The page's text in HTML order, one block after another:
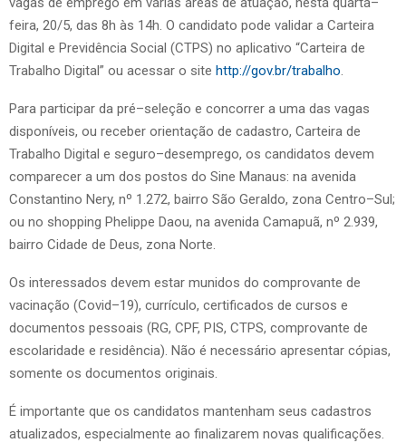
feira, 20/5, das 8h às 14h. O candidato pode validar a Carteira
Digital e Previdência Social (CTPS) no aplicativo “Carteira de
Trabalho Digital” ou acessar o site http://gov.br/trabalho.
Para participar da pré–seleção e concorrer a uma das vagas
disponíveis, ou receber orientação de cadastro, Carteira de
Trabalho Digital e seguro–desemprego, os candidatos devem
comparecer a um dos postos do Sine Manaus: na avenida
Constantino Nery, nº 1.272, bairro São Geraldo, zona Centro–Sul;
ou no shopping Phelippe Daou, na avenida Camapuã, nº 2.939,
bairro Cidade de Deus, zona Norte.
Os interessados devem estar munidos do comprovante de
vacinação (Covid–19), currículo, certificados de cursos e
documentos pessoais (RG, CPF, PIS, CTPS, comprovante de
escolaridade e residência). Não é necessário apresentar cópias,
somente os documentos originais.
É importante que os candidatos mantenham seus cadastros
atualizados, especialmente ao finalizarem novas qualificações.